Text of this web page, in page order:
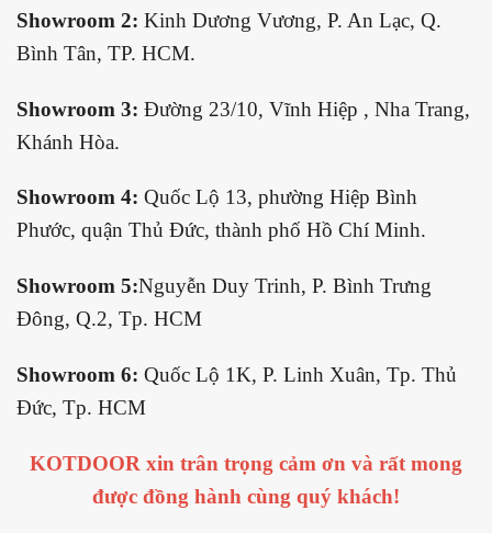
Showroom 2: Kinh Dương Vương, P. An Lạc, Q.
Bình Tân, TP. HCM.
Showroom 3: Đường 23/10, Vĩnh Hiệp , Nha Trang,
Khánh Hòa.
Showroom 4: Quốc Lộ 13, phường Hiệp Bình
Phước, quận Thủ Đức, thành phố Hồ Chí Minh.
Showroom 5:Nguyễn Duy Trinh, P. Bình Trưng
Đông, Q.2, Tp. HCM
Showroom 6: Quốc Lộ 1K, P. Linh Xuân, Tp. Thủ
Đức, Tp. HCM
KOTDOOR xin trân trọng cảm ơn và rất mong
được đồng hành cùng quý khách!